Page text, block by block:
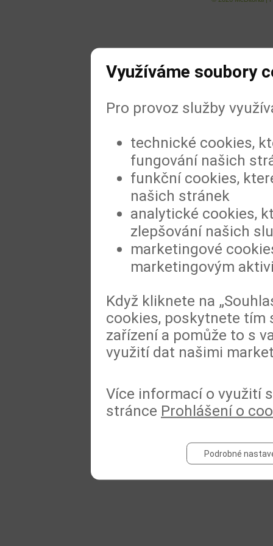
Využíváme soubory
Pro provoz služby
technické cookies,
fungování našich
funkční cookies,
našich stránek
analytické cookies,
zlepšování našich
marketingové
marketingovým
Když kliknete na
cookies, poskytnete tím
zařízení a pomůže to s
využití dat našimi
Více informací o využití
stránce Prohlášení o
Podrobné